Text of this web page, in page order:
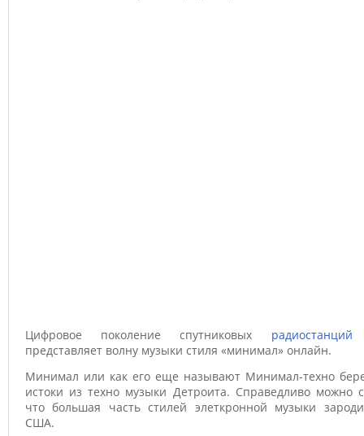
Цифровое поколение спутниковых радиостанций
представляет волну музыки стиля «минимал» онлайн.
Минимал или как его еще называют Минимал-техно
истоки из техно музыки Детроита. Справедливо можно
что большая часть стилей элеткронной музыки
США.